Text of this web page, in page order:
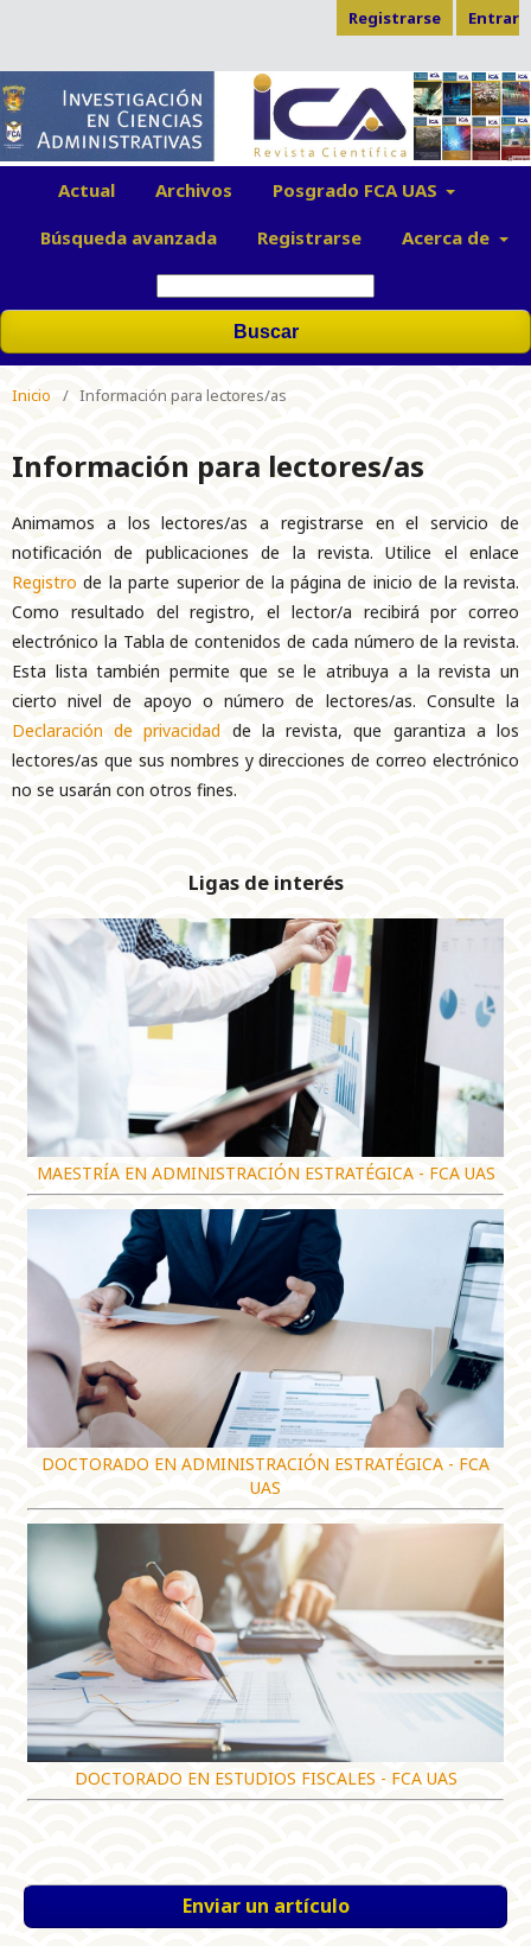
Actual Archivos
Posgrado FCA UAS
Búsqueda avanzada
Registrarse Acerca de
Buscar
Registrarse Entrar
Inicio / Información para lectores/as
Información para lectores/as
Animamos a los lectores/as a registrarse en el servicio de
notificación de publicaciones de la revista. Utilice el enlace
Registro de la parte superior de la página de inicio de la revista.
Como resultado del registro, el lector/a recibirá por correo
electrónico la Tabla de contenidos de cada número de la revista.
Esta lista también permite que se le atribuya a la revista un
cierto nivel de apoyo o número de lectores/as. Consulte la
Declaración de privacidad de la revista, que garantiza a los
lectores/as que sus nombres y direcciones de correo electrónico
no se usarán con otros fines.
Ligas de interés
MAESTRÍA EN ADMINISTRACIÓN ESTRATÉGICA - FCA UAS
DOCTORADO EN ADMINISTRACIÓN ESTRATÉGICA - FCA
UAS
DOCTORADO EN ESTUDIOS FISCALES - FCA UAS
Enviar un artículo